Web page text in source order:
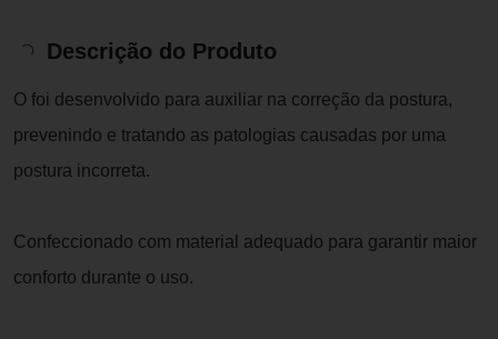
Descrição do Produto
O foi desenvolvido para auxiliar na correção da postura,
prevenindo e tratando as patologias causadas por uma
postura incorreta.
Confeccionado com material adequado para garantir maior
conforto durante o uso.